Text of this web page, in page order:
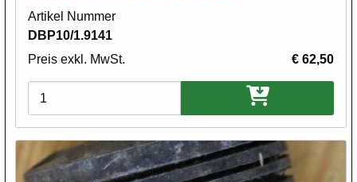
Artikel Nummer
DBP10/1.9141
Preis exkl. MwSt.
€ 62,50
Varianten